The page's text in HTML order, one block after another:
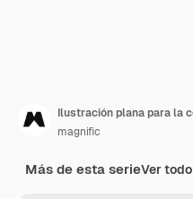
magnific
Más de esta serieVer todo